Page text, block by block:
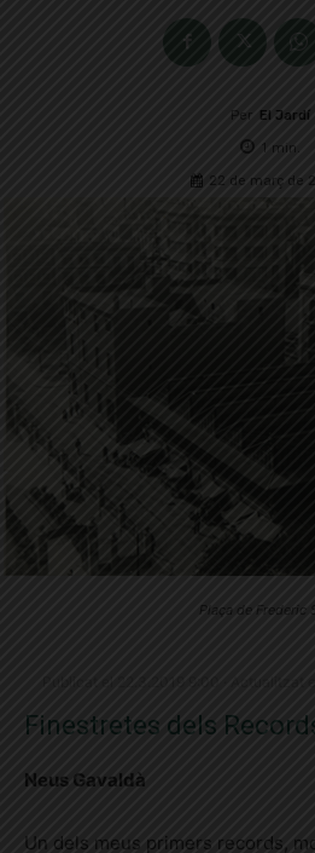
Per El Jardí
1 min.
22 de març de
Plaça de Frederic
Finestretes dels
Neus Gavaldà
Un dels meus primers records,